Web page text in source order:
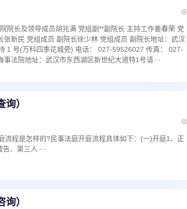
院长及领导成员胡兆满 党组副**副院长 主持工作姜春荣 党
新民 党组成员 副院长徐少林 党组成员 副院长地址：武汉
1 号(万科四季花城旁) 电话： 027-59526027 传真： 027-
法院地址：武汉市东西湖区新世纪大道特1号请···
）
流程是怎样的?民事法庭开庭流程具体如下：(一)开庭1、正
、第三人 ···
）